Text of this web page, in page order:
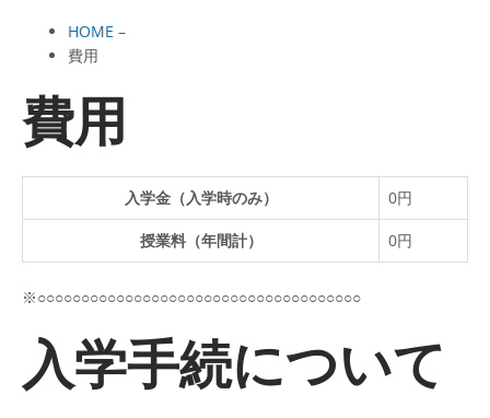
HOME –
費用
費用
入学金（入学時のみ） 0円
授業料（年間計） 0円
※○○○○○○○○○○○○○○○○○○○○○○○○○○○○○○○○○○○○○
入学手続について